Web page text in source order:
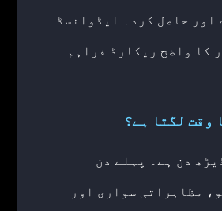
اور حاصل کردہ ایڈوانسڈ
کا واضح ریکارڈ فراہم
وقت لگتا ہے؟
دن ہے۔ پہلے دن
مظاہراتی سواری اور